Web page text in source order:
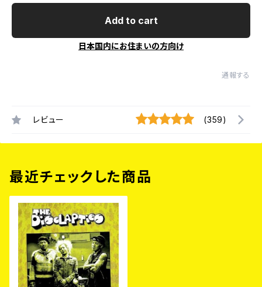
Add to cart
日本国内にお住まいの方向け
通報する
レビュー (359)
最近チェックした商品